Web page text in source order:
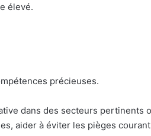
élevé.
précieuses.
dans des secteurs pertinents
aider à éviter les pièges